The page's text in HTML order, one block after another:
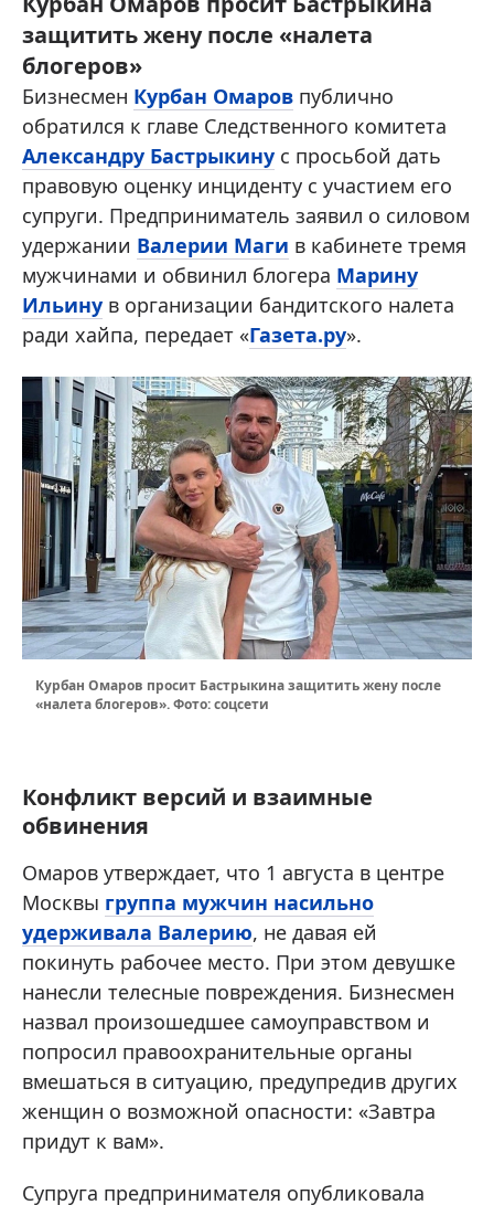
защитить жену после «налета
блогеров»
Бизнесмен Курбан Омаров публично
обратился к главе Следственного комитета
Александру Бастрыкину с просьбой дать
правовую оценку инциденту с участием его
супруги. Предприниматель заявил о силовом
удержании Валерии Маги в кабинете тремя
мужчинами и обвинил блогера Марину
Ильину в организации бандитского налета
ради хайпа, передает «Газета.ру».
Курбан Омаров просит Бастрыкина защитить жену после
«налета блогеров». Фото: соцсети
Конфликт версий и взаимные
обвинения
Омаров утверждает, что 1 августа в центре
Москвы группа мужчин насильно
удерживала Валерию, не давая ей
покинуть рабочее место. При этом девушке
нанесли телесные повреждения. Бизнесмен
назвал произошедшее самоуправством и
попросил правоохранительные органы
вмешаться в ситуацию, предупредив других
женщин о возможной опасности: «Завтра
придут к вам».
Супруга предпринимателя опубликовала